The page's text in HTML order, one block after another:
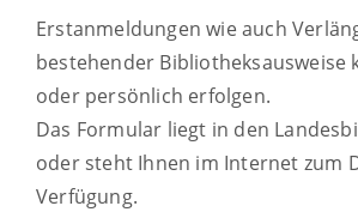
Erstanmeldungen wie auch
bestehender Bibliotheksausweise
oder persönlich erfolgen.
Das Formular liegt in den
oder steht Ihnen im Internet zum
Verfügung.